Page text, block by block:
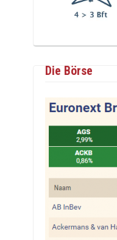
Die Börse